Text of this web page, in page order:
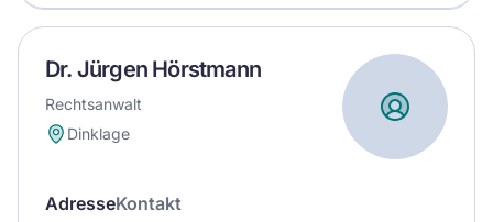
Dr. Jürgen Hörstmann
Rechtsanwalt
Dinklage
AdresseKontakt